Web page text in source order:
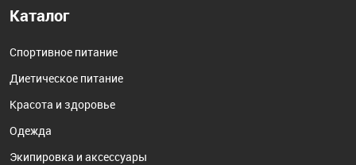
Каталог
Спортивное питание
Диетическое питание
Красота и здоровье
Одежда
Экипировка и аксессуары